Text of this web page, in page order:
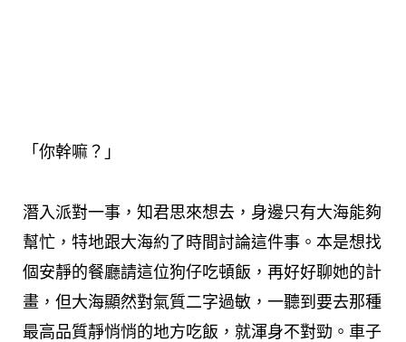
「你幹嘛？」
潛入派對一事，知君思來想去，身邊只有大海能夠
幫忙，特地跟大海約了時間討論這件事。本是想找
個安靜的餐廳請這位狗仔吃頓飯，再好好聊她的計
畫，但大海顯然對氣質二字過敏，一聽到要去那種
最高品質靜悄悄的地方吃飯，就渾身不對勁。車子